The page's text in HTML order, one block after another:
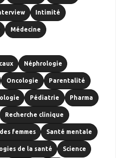
Intimité
Médecine
Néphrologie
Oncologie Parentalité
Pédiatrie Pharma
Recherche clinique
femmes Santé mentale
de la santé Science